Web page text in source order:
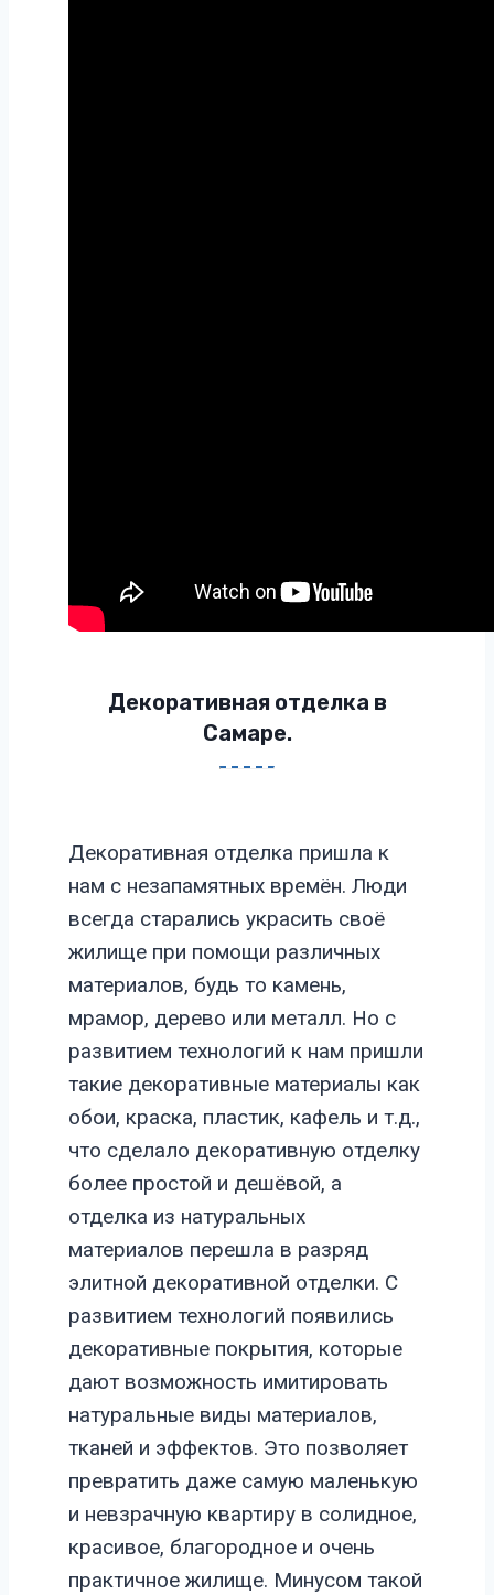
Декоративная отделка в
Самаре.
Декоративная отделка пришла к
нам с незапамятных времён. Люди
всегда старались украсить своё
жилище при помощи различных
материалов, будь то камень,
мрамор, дерево или металл. Но с
развитием технологий к нам пришли
такие декоративные материалы как
обои, краска, пластик, кафель и т.д.,
что сделало декоративную отделку
более простой и дешёвой, а
отделка из натуральных
материалов перешла в разряд
элитной декоративной отделки. С
развитием технологий появились
декоративные покрытия, которые
дают возможность имитировать
натуральные виды материалов,
тканей и эффектов. Это позволяет
превратить даже самую маленькую
и невзрачную квартиру в солидное,
красивое, благородное и очень
практичное жилище. Минусом такой